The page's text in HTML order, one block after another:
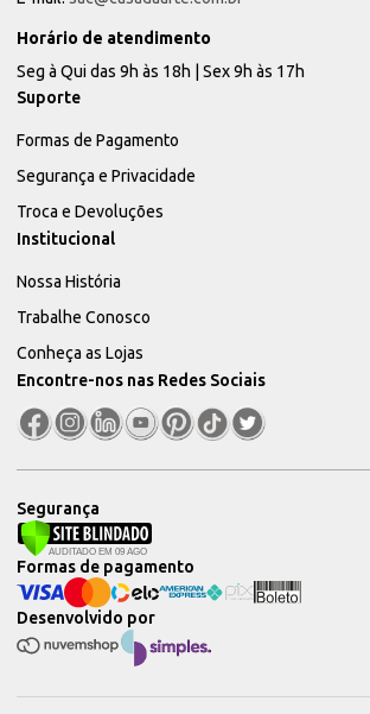
Horário de atendimento
Seg à Qui das 9h às 18h | Sex 9h às 17h
Suporte
Formas de Pagamento
Segurança e Privacidade
Troca e Devoluções
Institucional
Nossa História
Trabalhe Conosco
Conheça as Lojas
Encontre-nos nas Redes Sociais
Segurança
Desenvolvido por
Formas de pagamento